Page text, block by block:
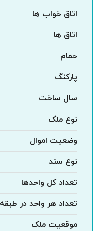
اتاق خواب ها
اتاق ها
حمام
پارکنگ
سال ساخت
نوع ملک
وضعیت اموال
نوع سند
تعداد کل واحدها
تعداد هر واحد در طبقه
موقعیت ملک